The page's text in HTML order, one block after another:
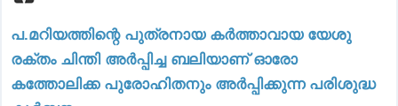
പ.മറിയത്തിന്റെ പുത്രനായ കർത്താവായ യേശു
രക്തം ചിന്തി അർപ്പിച്ച ബലിയാണ് ഓരോ
കത്തോലിക്ക പുരോഹിതനും അർപ്പിക്കുന്ന പരിശുദ്ധ